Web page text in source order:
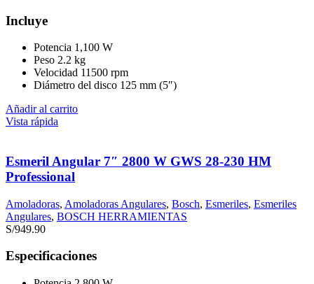
Incluye
Potencia 1,100 W
Peso 2.2 kg
Velocidad 11500 rpm
Diámetro del disco 125 mm (5″)
Añadir al carrito
Vista rápida
Esmeril Angular 7″ 2800 W GWS 28-230 HM
Professional
Amoladoras, Amoladoras Angulares, Bosch, Esmeriles, Esmeriles
Angulares, BOSCH HERRAMIENTAS
S/949.90
Especificaciones